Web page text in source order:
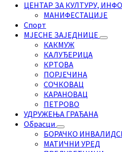
ЦЕНТАР ЗА КУЛТУРУ,
МАНИФЕСТАЦИЈЕ
Спорт
МЈЕСНЕ ЗАЈЕДНИЦЕ
КАКМУЖ
КАЛУЂЕРИЦА
КРТОВА
ПОРЈЕЧИНА
СОЧКОВАЦ
КАРАНОВАЦ
ПЕТРОВО
УДРУЖЕЊА ГРАЂАНА
Обрасци
БОРАЧКО
МАТИЧНИ УРЕД